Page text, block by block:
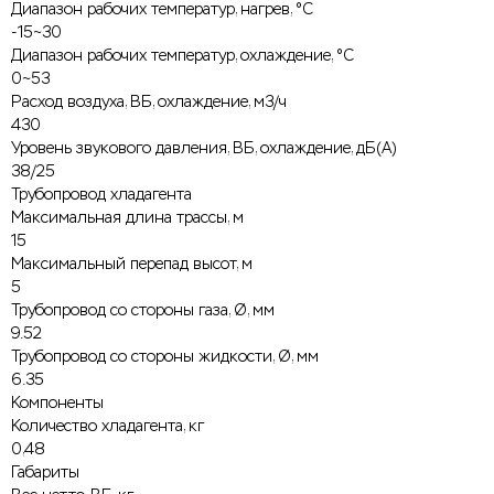
Диапазон рабочих температур, нагрев, °C
-15~30
Диапазон рабочих температур, охлаждение, °C
0~53
Расход воздуха, ВБ, охлаждение, м3/ч
430
Уровень звукового давления, ВБ, охлаждение, дБ(А)
38/25
Трубопровод хладагента
Максимальная длина трассы, м
15
Максимальный перепад высот, м
5
Трубопровод со стороны газа, Ø, мм
9.52
Трубопровод со стороны жидкости, Ø, мм
6.35
Компоненты
Количество хладагента, кг
0,48
Габариты